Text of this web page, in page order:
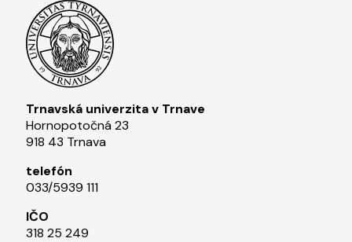
Trnavská univerzita v Trnave
Hornopotočná 23
918 43 Trnava
telefón
033/5939 111​
IČO
318 25 249